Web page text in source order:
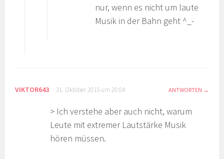
nur, wenn es nicht um laute
Musik in der Bahn geht ^_-
VIKTOR643 31. Oktober 2015 um 20:04 ANTWORTEN
> Ich verstehe aber auch nicht, warum
Leute mit extremer Lautstärke Musik
hören müssen.